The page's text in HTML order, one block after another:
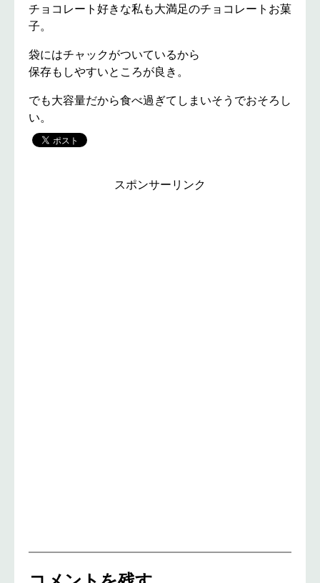
チョコレート好きな私も大満足のチョコレートお菓
子。
袋にはチャックがついているから
保存もしやすいところが良き。
でも大容量だから食べ過ぎてしまいそうでおそろし
い。
スポンサーリンク